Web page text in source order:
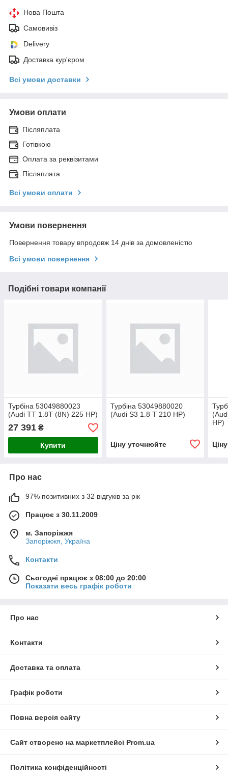
Нова Пошта
Самовивіз
Delivery
Доставка кур'єром
Всі умови доставки
Умови оплати
Післяплата
Готівкою
Оплата за реквізитами
Післяплата
Всі умови оплати
Умови повернення
Повернення товару впродовж 14 днів за домовленістю
Всі умови повернення
Подібні товари компанії
Турбіна 53049880023
(Audi TT 1.8T (8N) 225 HP)
27 391 ₴
Купити
Турбіна 53049880020
(Audi S3 1.8 T 210 HP)
Ціну уточнюйте
HP)
Про нас
97% позитивних з 32 відгуків за рік
Працює з 30.11.2009
м. Запоріжжя
Запоріжжя, Україна
Контакти
Сьогодні працює з 08:00 до 20:00
Показати весь графік роботи
Про нас
Контакти
Доставка та оплата
Графік роботи
Повна версія сайту
Сайт створено на маркетплейсі Prom.ua
Політика конфіденційності